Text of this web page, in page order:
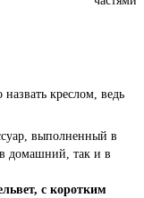
креслом, ведь
выполненный в
домашний, так и в
с коротким